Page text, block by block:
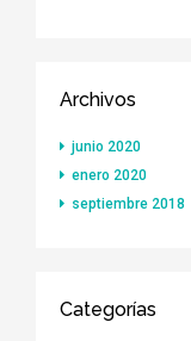
Archivos
junio 2020
enero 2020
septiembre 2018
Categorías